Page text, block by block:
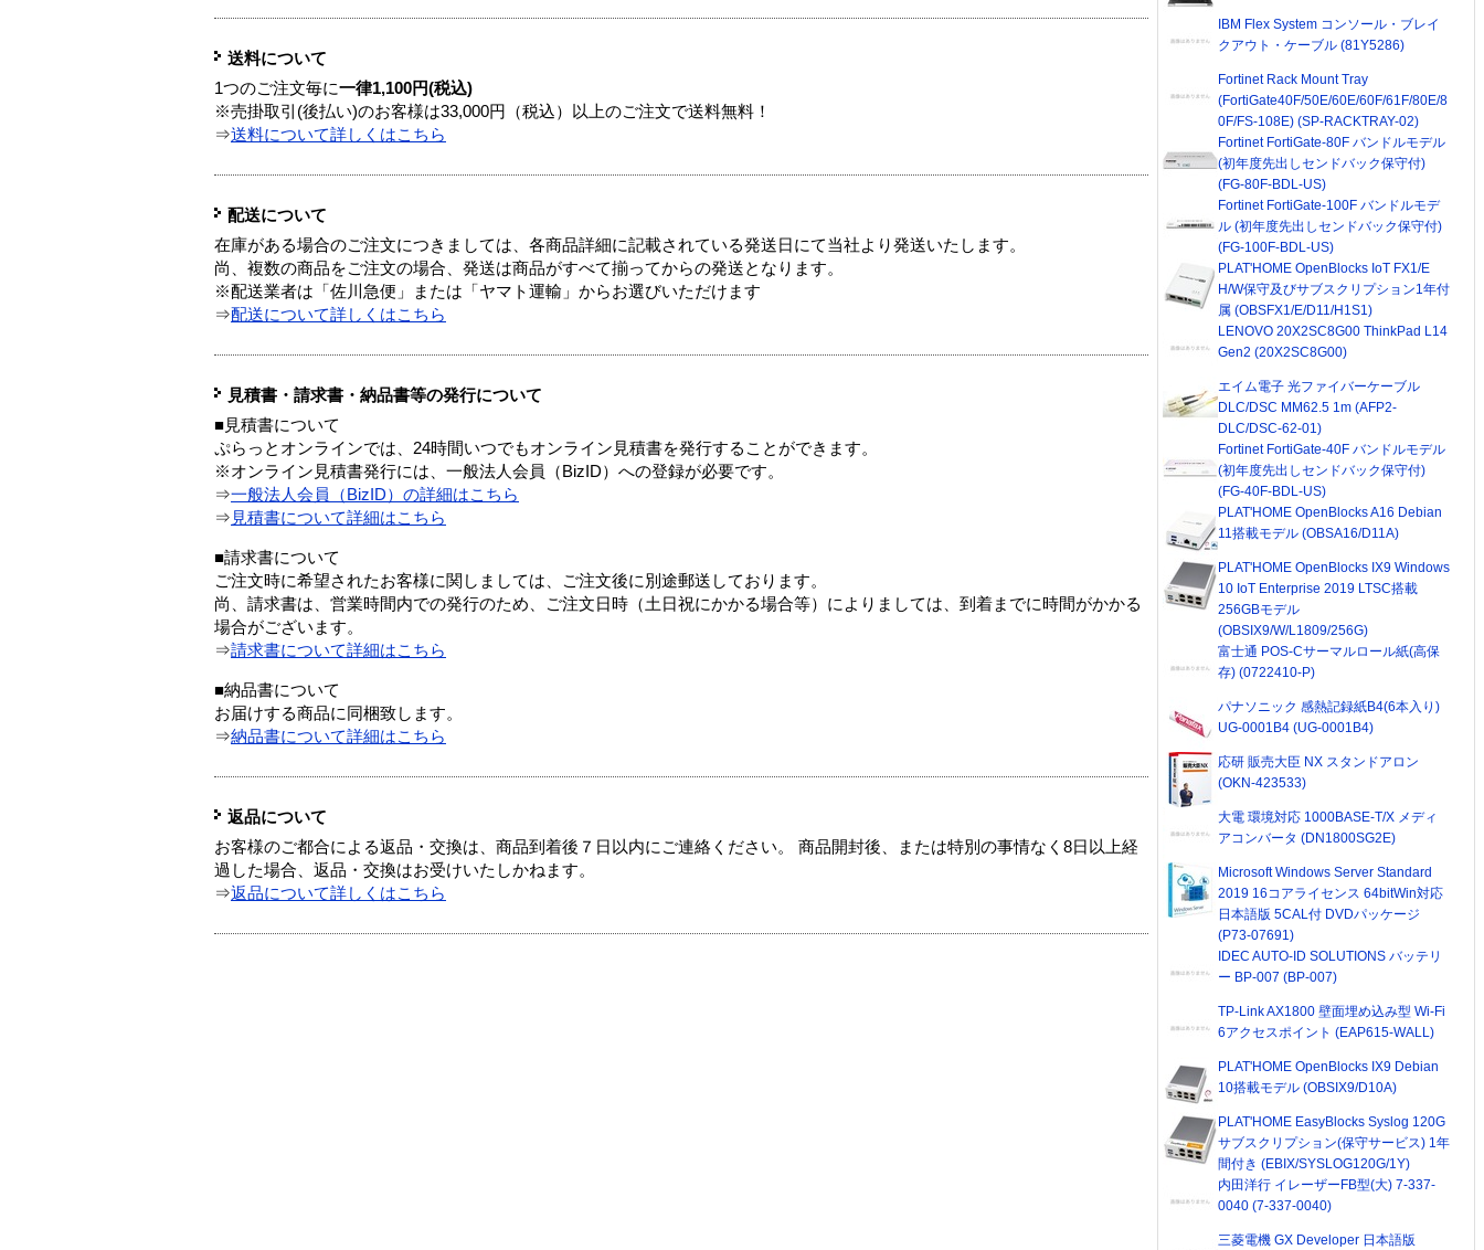
送料について
1つのご注文毎に一律1,100円(税込)
※売掛取引(後払い)のお客様は33,000円（税込）以上のご注文で送料無料！
⇒送料について詳しくはこちら
配送について
在庫がある場合のご注文につきましては、各商品詳細に記載されている発送日にて当社より発送いたします。
尚、複数の商品をご注文の場合、発送は商品がすべて揃ってからの発送となります。
※配送業者は「佐川急便」または「ヤマト運輸」からお選びいただけます
⇒配送について詳しくはこちら
見積書・請求書・納品書等の発行について
■見積書について
ぷらっとオンラインでは、24時間いつでもオンライン見積書を発行することができます。
※オンライン見積書発行には、一般法人会員（BizID）への登録が必要です。
⇒一般法人会員（BizID）の詳細はこちら
⇒ 見積書について詳細はこちら
■請求書について
ご注文時に希望されたお客様に関しましては、ご注文後に別途郵送しております。
尚、請求書は、営業時間内での発行のため、ご注文日時（土日祝にかかる場合等）によりましては、到着までに時間がかかる
場合がございます。
⇒請求書について詳細はこちら
■納品書について
お届けする商品に同梱致します。
⇒納品書について詳細はこちら
返品について
お客様のご都合による返品・交換は、商品到着後７日以内にご連絡ください。 商品開封後、または特別の事情なく8日以上経
過した場合、返品・交換はお受けいたしかねます。
⇒返品について詳しくはこちら
IBM Flex System コンソール・ブレイ
クアウト・ケーブル (81Y5286)
Fortinet Rack Mount Tray
(FortiGate40F/50E/60E/60F/61F/80E/8
0F/FS-108E) (SP-RACKTRAY-02)
Fortinet FortiGate-80F バンドルモデル
(初年度先出しセンドバック保守付)
(FG-80F-BDL-US)
Fortinet FortiGate-100F バンドルモデ
ル (初年度先出しセンドバック保守付)
(FG-100F-BDL-US)
PLAT'HOME OpenBlocks IoT FX1/E
H/W保守及びサブスクリプション1年付
属 (OBSFX1/E/D11/H1S1)
LENOVO 20X2SC8G00 ThinkPad L14
Gen2 (20X2SC8G00)
エイム電子 光ファイバーケーブル
DLC/DSC MM62.5 1m (AFP2-
DLC/DSC-62-01)
Fortinet FortiGate-40F バンドルモデル
(初年度先出しセンドバック保守付)
(FG-40F-BDL-US)
PLAT'HOME OpenBlocks A16 Debian
11搭載モデル (OBSA16/D11A)
PLAT'HOME OpenBlocks IX9 Windows
10 IoT Enterprise 2019 LTSC搭載
256GBモデル
(OBSIX9/W/L1809/256G)
富士通 POS-Cサーマルロール紙(高保
存) (0722410-P)
パナソニック 感熱記録紙B4(6本入り)
UG-0001B4 (UG-0001B4)
応研 販売大臣 NX スタンドアロン
(OKN-423533)
大電 環境対応 1000BASE-T/X メディ
アコンバータ (DN1800SG2E)
Microsoft Windows Server Standard
2019 16コアライセンス 64bitWin対応
日本語版 5CAL付 DVDパッケージ
(P73-07691)
IDEC AUTO-ID SOLUTIONS バッテリ
ー BP-007 (BP-007)
TP-Link AX1800 壁面埋め込み型 Wi-Fi
6アクセスポイント (EAP615-WALL)
PLAT'HOME OpenBlocks IX9 Debian
10搭載モデル (OBSIX9/D10A)
PLAT'HOME EasyBlocks Syslog 120G
サブスクリプション(保守サービス) 1年
間付き (EBIX/SYSLOG120G/1Y)
内田洋行 イレーザーFB型(大) 7-337-
0040 (7-337-0040)
三菱電機 GX Developer 日本語版